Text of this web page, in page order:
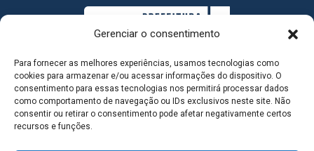
Gerenciar o consentimento
Para fornecer as melhores experiências, usamos tecnologias como
cookies para armazenar e/ou acessar informações do dispositivo. O
consentimento para essas tecnologias nos permitirá processar dados
como comportamento de navegação ou IDs exclusivos neste site. Não
consentir ou retirar o consentimento pode afetar negativamente certos
recursos e funções.
MAPA DO SITE